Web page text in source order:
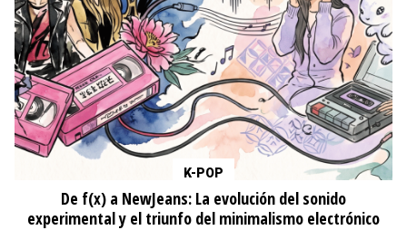
K-POP
De f(x) a NewJeans: La evolución del sonido
experimental y el triunfo del minimalismo electrónico